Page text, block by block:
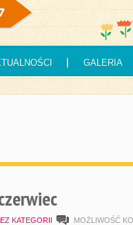
GALERIA
KATEGORII MOŻLIWOŚĆ